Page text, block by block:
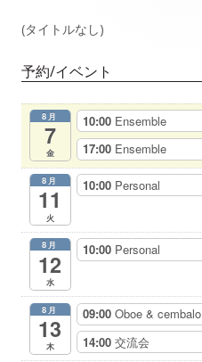
ー
シ
ョ
ン
バ
(タイトルなし)
予約/イベント
8月
7
金
10:00 Ensemble
17:00 Ensemble
8月
11
火
10:00 Personal
8月
12
水
10:00 Personal
8月
13
木
09:00 Oboe & cembalo
14:00 交流会